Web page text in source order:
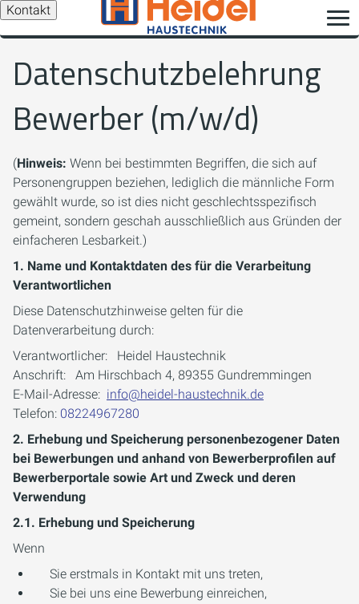
Kontakt
Datenschutzbelehrung
Bewerber (m/w/d)
(Hinweis: Wenn bei bestimmten Begriffen, die sich auf
Personengruppen beziehen, lediglich die männliche Form
gewählt wurde, so ist dies nicht geschlechtsspezifisch
gemeint, sondern geschah ausschließlich aus Gründen der
einfacheren Lesbarkeit.)
1. Name und Kontaktdaten des für die Verarbeitung
Verantwortlichen
Diese Datenschutzhinweise gelten für die
Datenverarbeitung durch:
Verantwortlicher: Heidel Haustechnik
Anschrift: Am Hirschbach 4, 89355 Gundremmingen
E-Mail-Adresse: info@heidel-haustechnik.de
Telefon: 08224967280
2. Erhebung und Speicherung personenbezogener Daten
bei Bewerbungen und anhand von Bewerberprofilen auf
Bewerberportale sowie Art und Zweck und deren
Verwendung
2.1. Erhebung und Speicherung
Wenn
Sie erstmals in Kontakt mit uns treten,
Sie bei uns eine Bewerbung einreichen,